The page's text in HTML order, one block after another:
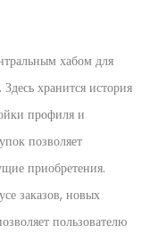
хабом для
хранится история
профиля и
позволяет
приобретения.
заказов, новых
пользователю